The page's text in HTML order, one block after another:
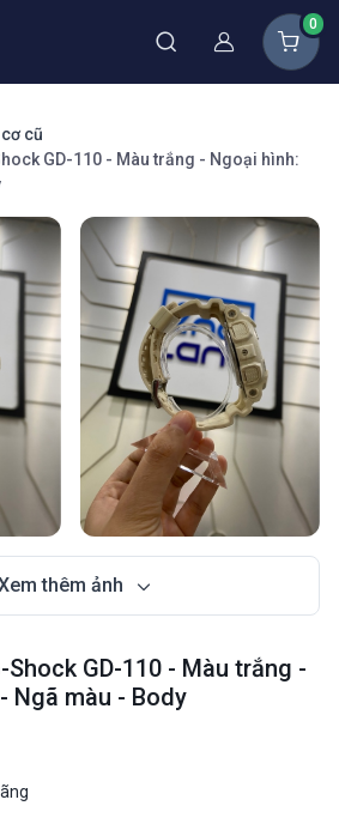
Thành viên
0
cũ
GD-110 - Màu trắng - Ngoại hình:
thêm ảnh
GD-110 - Màu trắng -
Ngã màu - Body